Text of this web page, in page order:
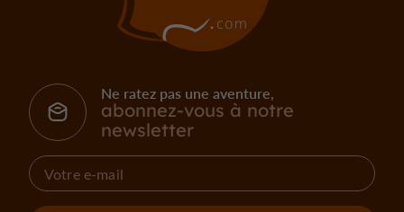
Ne ratez pas une aventure,
abonnez-vous à notre
newsletter